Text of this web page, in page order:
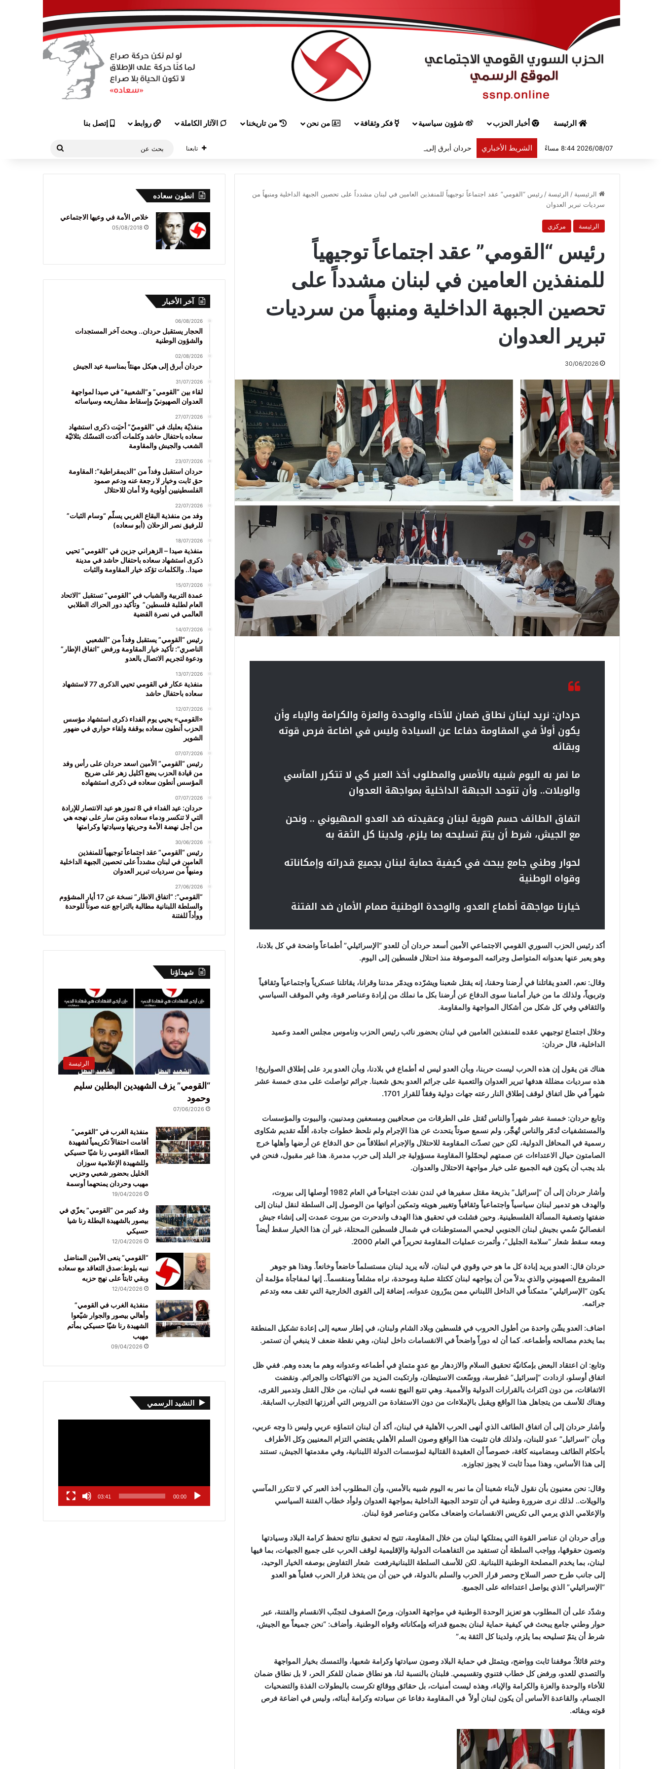
الرئيسة أخبار الحزب شؤون سياسية فكر وثقافة من نحن من تاريخنا الآثار الكاملة روابط إتصل بنا
2026/08/07 8:44 مساءً الشريط الأخباري حردان أبرق إلى هيكل مهنئاً بمناسبة عيد الجيش تابعنا
بحث
الرئيسية / الرئيسة / رئيس “القومي” عقد اجتماعاً توجيهياً للمنفذين العامين في لبنان مشدداً على تحصين الجبهة الداخلية ومنبهاً من
سرديات تبرير العدوان
الرئيسة مركزي
رئيس “القومي” عقد اجتماعاً توجيهياً
للمنفذين العامين في لبنان مشدداً على
تحصين الجبهة الداخلية ومنبهاً من سرديات
تبرير العدوان
30/06/2026
حردان: نريد لبنان نطاق ضمان للأخاء والوحدة والعزة والكرامة والإباء وأن
يكون أولاً في المقاومة دفاعا عن السيادة وليس في اضاعة فرص قوته
وبقائه
ما نمر به اليوم شبيه بالأمس والمطلوب أخذ العبر كي لا تتكرر المآسي
والويلات.. وأن تتوحد الجبهة الداخلية بمواجهة العدوان
اتفاق الطائف حسم هوية لبنان وعقيدته ضد العدو الصهيوني .. ونحن
مع الجيش، شرط أن يتمّ تسليحه بما يلزم، ولدينا كل الثقة به
لحوار وطني جامع يبحث في كيفية حماية لبنان بجميع قدراته وإمكاناته
وقواه الوطنية
خيارنا مواجهة أطماع العدو، والوحدة الوطنية صمام الأمان ضد الفتنة
أكد رئيس الحزب السوري القومي الاجتماعي الأمين أسعد حردان أن للعدو “الإسرائيلي” أطماعاً واضحة في كل بلادنا،
وهو يعبر عنها بعدوانه المتواصل وجرائمه الموصوفة منذ احتلال فلسطين إلى اليوم.
وقال: نعم، العدو يقاتلنا في أرضنا وحقنا، إنه يقتل شعبنا ويشرّده ويدمّر مدننا وقرانا، يقاتلنا عسكرياً واجتماعياً وثقافياً
وتربوياً، ولذلك ما من خيار أمامنا سوى الدفاع عن أرضنا بكل ما نملك من إرادة وعناصر قوة، وفي الموقف السياسي
والثقافي وفي كل شكل من أشكال المواجهة والمقاومة.
وخلال اجتماع توجيهي عقده للمنفذين العامين في لبنان بحضور نائب رئيس الحزب وناموس مجلس العمد وعميد
الداخلية، قال حردان:
هناك مَن يقول إن هذه الحرب ليست حربنا، وبأن العدو ليس له أطماع في بلادنا، وبأن العدو يرد على إطلاق الصواريخ!
هذه سرديات مضللة هدفها تبرير العدوان والتعمية على جرائم العدو بحق شعبنا. جرائم تواصلت على مدى خمسة عشر
شهراً في ظل اتفاق لوقف إطلاق النار رعته جهات دولية وفقاً للقرار 1701.
وتابع حردان: خمسة عشر شهراً والناس تُقتل على الطرقات من صحافيين ومسعفين ومدنيين، والبيوت والمؤسسات
والمستشفيات تُدمّر والناس تُهجَّر، ولم نسمع صوتاً يتحدث عن هذا الإجرام ولم نلحظ خطوات جادة، أقلّه تقديم شكاوى
رسمية في المحافل الدولية، لكن حين تصدّت المقاومة للاحتلال والإجرام انطلاقاً من حق الدفاع عن أرضها وأهلها خرج
الصامتون حيال الاعتداءات عن صمتهم ليحمّلوا المقاومة مسؤولية جر البلد إلى حرب مدمرة. هذا غير مقبول، فنحن في
بلد يجب أن يكون فيه الجميع على خيار مواجهة الاحتلال والعدوان.
وأشار حردان إلى أن “إسرائيل” بذريعة مقتل سفيرها في لندن نفذت اجتياحاً في العام 1982 أوصلها إلى بيروت،
والهدف هو تدمير لبنان سياسياً واجتماعياً وثقافياً وتغيير هويته وتمكين أدواتها من الوصول إلى السلطة لنقل لبنان إلى
ضفتها وتصفية المسألة الفلسطينية. وحين فشلت في تحقيق هذا الهدف واندحرت من بيروت عمدت إلى إنشاء جيش
انفصاليّ سُمي بجيش لبنان الجنوبي ليحمي المستوطنات في شمال فلسطين المحتلة، غير أن هذا الخيار سقط أيضاً
ومعه سقط شعار “سلامة الجليل”، وأثمرت عمليات المقاومة تحريراً في العام 2000.
حردان قال: العدو يريد إبادة كل ما هو حي وقوي في لبنان، لأنه يريد لبنان مستسلماً خاضعاً وخانعاً. وهذا هو جوهر
المشروع الصهيوني والذي بدلاً من أن يواجهه لبنان ككتلة صلبة وموحدة، نراه مشلعاً ومنقسماً.. إنها لمفاجأة مؤلمة أن
يكون “الإسرائيلي” متمكناً في الداخل اللبناني ممن يبرّرون عدوانه، إضافة إلى القوى الخارجية التي تقف معه وتدعم
جرائمه.
اضاف: العدو يشّن واحدة من أطول الحروب في فلسطين وبلاد الشام ولبنان، في إطار سعيه إلى إعادة تشكيل المنطقة
بما يخدم مصالحه وأطماعه. كما أن له دوراً واضحاً في الانقسامات داخل لبنان، وهي نقطة ضعف لا ينبغي أن تستمر.
وتابع: ان اعتقاد البعض بإمكانيّة تحقيق السلام والازدهار مع عدوٍ متمادٍ في أطماعه وعدوانه وهم ما بعده وهم. ففي ظل
اتفاق أوسلو، ازدادت “إسرائيل” غطرسة، ووسّعت الاستيطان، وارتكبت المزيد من الانتهاكات والجرائم. ونقضت
الاتفاقات، من دون اكتراث بالقرارات الدولية والأممية. وهي تتبع النهج نفسه في لبنان، من خلال القتل وتدمير القرى،
وهناك للأسف من يتجاهل هذا الواقع ويقبل بالإملاءات من دون الاستفادة من الدروس التي أفرزتها التجارب السابقة.
وأشار حردان إلى أن اتفاق الطائف الذي أنهى الحرب الأهلية في لبنان، أكد أن لبنان انتماؤه عربي وليس ذا وجه عربي،
وبأن “اسرائيل” عدو للبنان، ولذلك فان تثبيت هذا الواقع وصون السلم الأهلي يقتضي التزام المعنيين وكل الأطراف
بأحكام الطائف ومضامينه كافة، خصوصاً أن العقيدة القتالية لمؤسسات الدولة اللبنانية، وفي مقدمتها الجيش، تستند
إلى هذا الأساس، وهذا مبدأ ثابت لا يجوز تجاوزه.
وقال: نحن معنيون بأن نقول لأبناء شعبنا أن ما نمر به اليوم شبيه بالأمس، وأن المطلوب أخذ العبر كي لا تتكرر المآسي
والويلات.. لذلك نرى ضرورة وطنية في أن تتوحد الجبهة الداخلية بمواجهة العدوان ولوأد خطاب الفتنة السياسي
والإعلامي الذي يرمي الى تكريس الانقسامات واضعاف مكامن وعناصر قوة لبنان.
ورأى حردان ان عناصر القوة التي يمتلكها لبنان من خلال المقاومة، تتيح له تحقيق نتائج تحفظ كرامة البلاد وسيادتها
وتصون حقوقها، وواجب السلطة أن تستفيد من التفاهمات الدولية والإقليمية لوقف الحرب على جميع الجبهات، بما فيها
لبنان، بما يخدم المصلحة الوطنية اللبنانية. لكن للأسف السلطة اللبنانيةرفعت شعار التفاوض بوصفه الخيار الوحيد،
إلى جانب طرح حصر السلاح وحصر قرار الحرب والسلم بالدولة، في حين أن من يتخذ قرار الحرب فعلياً هو العدو
“الإسرائيلي” الذي يواصل اعتداءاته على الجميع.
وشدّد على أن المطلوب هو تعزيز الوحدة الوطنية في مواجهة العدوان، ورصّ الصفوف لتجنّب الانقسام والفتنة، عبر
حوار وطني جامع يبحث في كيفية حماية لبنان بجميع قدراته وإمكاناته وقواه الوطنية. وأضاف: “نحن جميعاً مع الجيش،
شرط أن يتمّ تسليحه بما يلزم، ولدينا كل الثقة به.”
وختم قائلاً: موقفنا ثابت وواضح، ويتمثل في حماية البلاد وصون سيادتها وكرامة شعبها، والتمسك بخيار المواجهة
والتصدي للعدو، ورفض كل خطاب فتنوي وتقسيمي. فلبنان بالنسبة لنا، هو نطاق ضمان للفكر الحر، لا بل نطاق ضمان
للأخاء والوحدة والعزة والكرامة والإباء، وهذه ليست أمنيات، بل حقائق ووقائع تكرست بالبطولات الفذة والتضحيات
الجسام، والقاعدة الأساس أن يكون لبنان أولاً في المقاومة دفاعا عن سيادته وكرامة أبنائه، وليس في اضاعة فرص
قوته وبقائه.
انطون سعاده
خلاص الأمة في وعيها الاجتماعي
05/08/2018
آخر الأخبار
06/08/2026
الحجار يستقبل حردان.. وبحث آخر المستجدات
والشؤون الوطنية
02/08/2026
حردان أبرق إلى هيكل مهنئاً بمناسبة عيد الجيش
31/07/2026
لقاء بين “القومي” و”الشعبية” في صيدا لمواجهة
العدوان الصهيونيّ وإسقاط مشاريعه وسياساته
27/07/2026
منفذيّة بعلبك في “القوميّ” أحيَت ذكرى استشهاد
سعاده باحتفال حاشد وكلمات أكدت التمسّك بثلاثيّة
الشعب والجيش والمقاومة
23/07/2026
حردان استقبل وفداً من “الديمقراطية”: المقاومة
حق ثابت وخيار لا رجعة عنه ودعم صمود
الفلسطينيين أولوية ولا أمان للاحتلال
22/07/2026
وفد من منفذية البقاع الغربي يسلّم “وسام الثبات”
للرفيق نصر الزحلان (أبو سعاده)
18/07/2026
منفذية صيدا – الزهراني جزين في “القومي” تحيي
ذكرى استشهاد سعاده باحتفال حاشد في مدينة
صيدا.. والكلمات تؤكد خيار المقاومة والثبات
15/07/2026
عمدة التربية والشباب في “القومي” تستقبل “الاتحاد
العام لطلبة فلسطين” وتأكيد دور الحراك الطلابي
العالمي في نصرة القضية
14/07/2026
رئيس “القومي” يستقبل وفداً من “الشعبي
الناصري”: تأكيد خيار المقاومة ورفض “اتفاق الإطار”
ودعوة لتجريم الاتصال بالعدو
13/07/2026
منفذية عكار في القومي تحيي الذكرى 77 لاستشهاد
سعاده باحتفال حاشد
12/07/2026
«القومي» يحيي يوم الفداء ذكرى استشهاد مؤسس
الحزب أنطون سعاده بوقفة ولقاء حواري في ضهور
الشوير
07/07/2026
رئيس “القومي” الأمين اسعد حردان على رأس وفد
من قيادة الحزب يضع اكليل زهر على ضريح
المؤسس أنطون سعاده في ذكرى استشهاده
07/07/2026
حردان: عيد الفداء في 8 تموز هو عيد الانتصار للإرادة
التي لا تنكسر ودماء سعاده ومَن سار على نهجه هي
من أجل نهضة الأمة وحريتها وسيادتها وكرامتها
30/06/2026
رئيس “القومي” عقد اجتماعاً توجيهياً للمنفذين
العامين في لبنان مشدداً على تحصين الجبهة الداخلية
ومنبهاً من سرديات تبرير العدوان
27/06/2026
“القومي”: “اتفاق الاطار” نسخة عن 17 أيار المشؤوم
والسلطة اللبنانية مطالبة بالتراجع عنه صوناً للوحدة
ووأداً للفتنة
شهداؤنا
الرئيسة
“القومي” يزف الشهيدين البطلين سليم
وحمود
07/06/2026
منفذية الغرب في “القومي”
أقامت احتفالاً تكريمياً لشهيدة
العطاء القومي رنا شيّا حسيكي
وللشهيدة الإعلامية سوزان
الخليل بحضور شعبي وحزبي
مهيب وحردان يمنحهما أوسمة
19/04/2026
وفد كبير من “القومي” يعزّي في
بيصور بالشهيدة البطلة رنا شيا
حسيكي
12/04/2026
“القومي” ينعى الأمين المناضل
نبيه بلوط:صدق التعاقد مع سعاده
وبقي ثابتاً على نهج حزبه
12/04/2026
منفذية الغرب في القومي”
وأهالي بيصور والجوار شيّعوا
الشهيدة رنا شيّا حسيكي بمأتم
مهيب
09/04/2026
النشيد الرسمي
00:00
03:41